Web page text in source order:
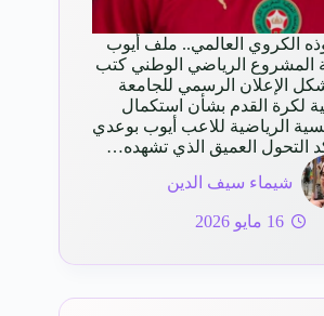
الكروي العالمي.. ملف أيوب
المشروع الرياضي الوطني كتب
الإعلان الرسمي للجامعة
لكرة القدم بشأن استكمال
الرياضية للاعب أيوب بوعدي
التحول العميق الذي تشهده…
شيماء سيف الدين
16 مايو 2026